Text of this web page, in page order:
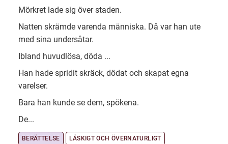
Mörkret lade sig över staden.
Natten skrämde varenda människa. Då var han ute
med sina undersåtar.
Ibland huvudlösa, döda ...
Han hade spridit skräck, dödat och skapat egna
varelser.
Bara han kunde se dem, spökena.
De...
BERÄTTELSE LÄSKIGT OCH ÖVERNATURLIGT